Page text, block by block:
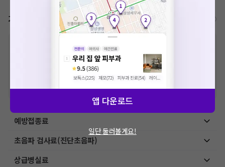
가격표 비급여/급여 진료란?
한 가격은 해당 의료기관에 직접 문의해주세요.
급여 항목의 경우, 건강보험심사평가원에 고지되어 있는 급여 진료 기준 가
격입니다. (진료와 연관된 복합적인 비용이 추가되어, 병원마다 금액이 다르게
산정될 수 있는 점 참고 바랍니다.)
※ 이벤트가, 할인가는VAT 포함
예방접종료
초음파 검사료(진단초음파)
상급병실료
앱 다운로드
일단 둘러볼게요!